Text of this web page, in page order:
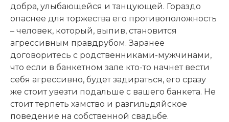
добра, улыбающейся и танцующей. Гораздо
опаснее для торжества его противоположность
– человек, который, выпив, становится
агрессивным правдрубом. Заранее
договоритесь с родственниками-мужчинами,
что если в банкетном зале кто-то начнет вести
себя агрессивно, будет задираться, его сразу
же стоит увезти подальше с вашего банкета. Не
стоит терпеть хамство и разгильдяйское
поведение на собственной свадьбе.